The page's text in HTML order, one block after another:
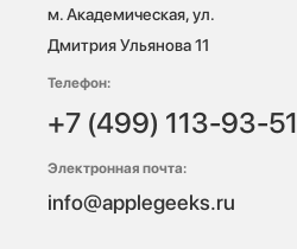
м. Академическая, ул.
Дмитрия Ульянова 11
Телефон:
+7 (499) 113-93-51
Электронная почта:
info@applegeeks.ru